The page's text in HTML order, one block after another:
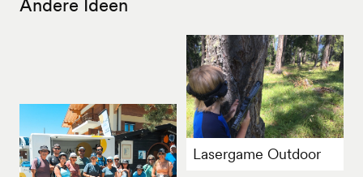
Andere Ideen
Lasergame Outdoor